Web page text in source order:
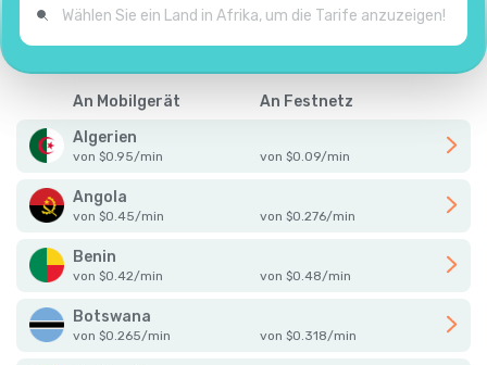
An Mobilgerät
An Festnetz
Algerien
von $0.95/min von $0.09/min
Angola
von $0.45/min von $0.276/min
Benin
von $0.42/min von $0.48/min
Botswana
von $0.265/min von $0.318/min